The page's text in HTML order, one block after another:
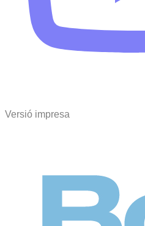
Versió impresa